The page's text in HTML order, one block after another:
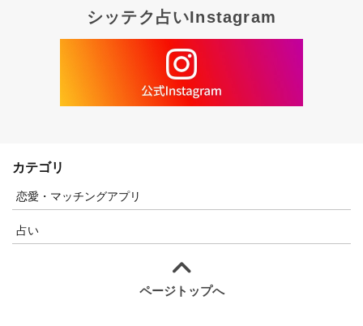
シッテク占いInstagram
カテゴリ
恋愛・マッチングアプリ
占い
ページトップへ